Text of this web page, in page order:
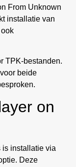
From Unknown
installatie van
TPK-bestanden.
beide
on
is installatie via
Deze